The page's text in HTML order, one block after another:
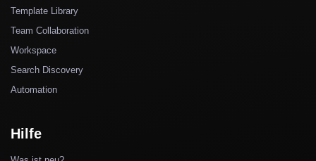
Template Library
Team Collaboration
Workspace
Search Discovery
Automation
Hilfe